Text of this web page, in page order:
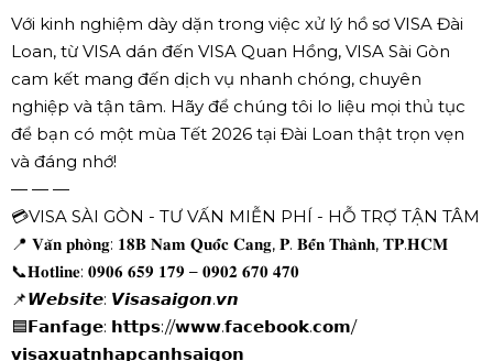
Với kinh nghiệm dày dặn trong việc xử lý hồ sơ VISA Đài
Loan, từ VISA dán đến VISA Quan Hồng, VISA Sài Gòn
cam kết mang đến dịch vụ nhanh chóng, chuyên
nghiệp và tận tâm. Hãy để chúng tôi lo liệu mọi thủ tục
để bạn có một mùa Tết 2026 tại Đài Loan thật trọn vẹn
và đáng nhớ!
— — —
💳VISA SÀI GÒN - TƯ VẤN MIỄN PHÍ - HỖ TRỢ TẬN TÂM
📍 𝐕𝐚̆𝐧 𝐩𝐡𝐨̀𝐧𝐠: 𝟏𝟖𝐁 𝐍𝐚𝐦 𝐐𝐮𝐨̂́𝐜 𝐂𝐚𝐧𝐠, 𝐏. 𝐁𝐞̂́𝐧 𝐓𝐡𝐚̀𝐧𝐡, 𝐓𝐏.𝐇𝐂𝐌
📞𝐇𝐨𝐭𝐥𝐢𝐧𝐞: 𝟎𝟗𝟎𝟔 𝟔𝟓𝟗 𝟏𝟕𝟗 – 𝟎𝟗𝟎𝟐 𝟔𝟕𝟎 𝟒𝟕𝟎
📌𝙒𝙚𝙗𝙨𝙞𝙩𝙚: 𝙑𝙞𝙨𝙖𝙨𝙖𝙞𝙜𝙤𝙣.𝙫𝙣
🟦𝗙𝗮𝗻𝗳𝗮𝗴𝗲: 𝗵𝘁𝘁𝗽𝘀://𝘄𝘄𝘄.𝗳𝗮𝗰𝗲𝗯𝗼𝗼𝗸.𝗰𝗼𝗺/
𝘃𝗶𝘀𝗮𝘅𝘂𝗮𝘁𝗻𝗵𝗮𝗽𝗰𝗮𝗻𝗵𝘀𝗮𝗶𝗴𝗼𝗻